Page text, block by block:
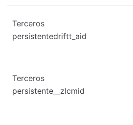
Terceros
persistentedriftt_aid
Terceros
persistente__zlcmid